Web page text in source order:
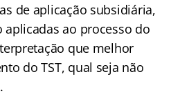
de aplicação subsidiária,
aplicadas ao processo do
que melhor
do TST, qual seja não